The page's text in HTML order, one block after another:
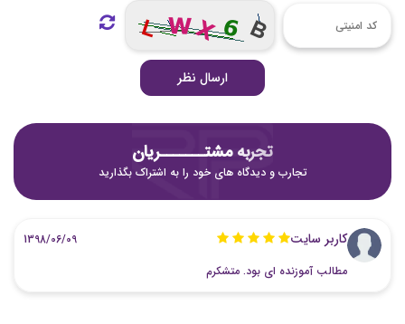
ارسال نظر
تجربه مشتـــــــریان
تجارب و دیدگاه های خود را به اشتراک بگذارید
کاربر سایت
مطالب آموزنده ای بود. متشکرم
1398/06/09